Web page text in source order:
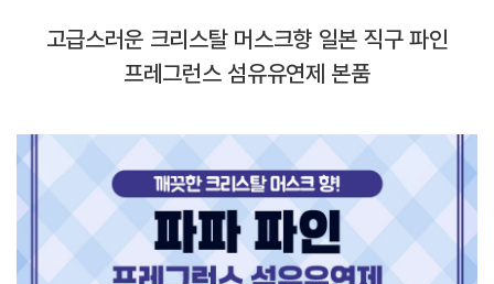
고급스러운 크리스탈 머스크향 일본 직구 파인
프레그런스 섬유유연제 본품